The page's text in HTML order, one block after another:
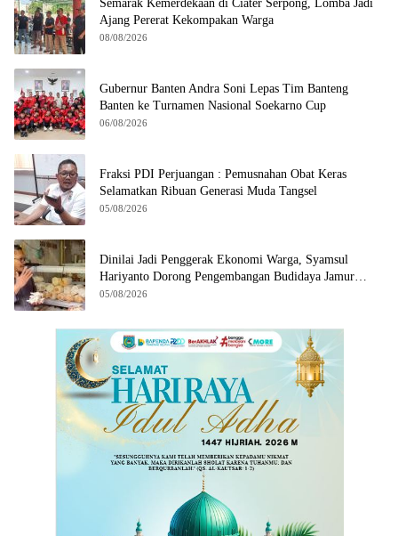
Semarak Kemerdekaan di Ciater Serpong, Lomba Jadi
Ajang Pererat Kekompakan Warga
08/08/2026
Gubernur Banten Andra Soni Lepas Tim Banteng
Banten ke Turnamen Nasional Soekarno Cup
06/08/2026
Fraksi PDI Perjuangan : Pemusnahan Obat Keras
Selamatkan Ribuan Generasi Muda Tangsel
05/08/2026
Dinilai Jadi Penggerak Ekonomi Warga, Syamsul
Hariyanto Dorong Pengembangan Budidaya Jamur
Crispy di Serpong
05/08/2026